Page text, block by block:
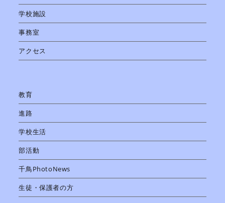
学校施設
事務室
アクセス
教育
進路
学校生活
部活動
千鳥PhotoNews
生徒・保護者の方